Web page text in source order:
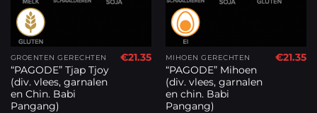
GROENTEN GERECHTEN
“PAGODE” Tjap Tjoy
(div. vlees, garnalen
en Chin. Babi
Pangang)
€21.35 MIHOEN GERECHTEN
“PAGODE” Mihoen
(div. vlees, garnalen
en chin. Babi
Pangang)
€21.35